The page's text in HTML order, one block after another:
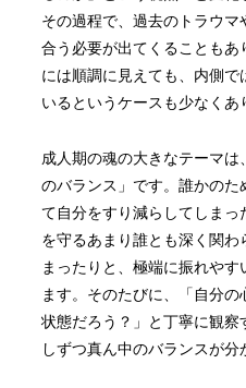
その過程で、過去のトラウマ
合う必要が出てくることもあ
には順調に見えても、内側で
いるというケースも少なくあ
成人期の魂の大きなテーマは
のバランス」です。誰かのた
て自分をすり減らしてしまっ
を守るあまり誰とも深く関わ
まったりと、極端に振れやす
ます。そのたびに、「自分の
状態だろう？」と丁寧に観察
しずつ真ん中のバランスが分